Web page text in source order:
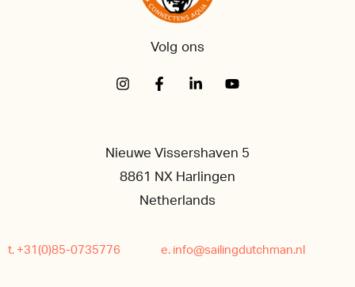
Volg ons
Nieuwe Vissershaven 5
8861 NX Harlingen
Netherlands
t. +31(0)85-0735776 e. info@sailingdutchman.nl